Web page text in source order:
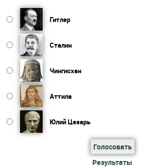
Гитлер
Сталин
Чингисхан
Аттила
Юлий Цезарь
Голосовать
Результаты